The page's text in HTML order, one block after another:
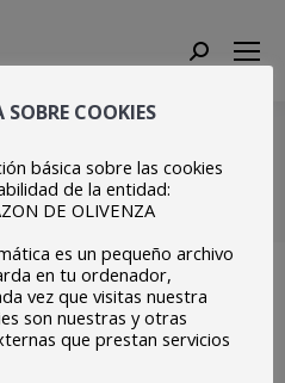
Search:
abril 6,
abril 06
COOKIES
básica sobre las cookies
de la entidad:
DE OLIVENZA
es un pequeño archivo
en tu ordenador,
vez que visitas nuestra
son nuestras y otras
que prestan servicios